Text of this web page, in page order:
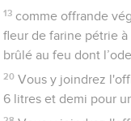
13 comme offrande
fleur de farine pétrie
brûlé au feu dont
20 Vous y joindrez
6 litres et demi pour